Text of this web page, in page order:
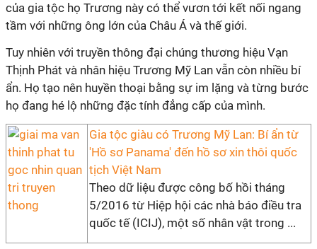
của gia tộc họ Trương này có thể vươn tới kết nối ngang
tầm với những ông lớn của Châu Á và thế giới.
Tuy nhiên với truyền thông đại chúng thương hiệu Vạn
Thịnh Phát và nhân hiệu Trương Mỹ Lan vẫn còn nhiều bí
ẩn. Họ tạo nên huyền thoại bằng sự im lặng và từng bước
họ đang hé lộ những đặc tính đẳng cấp của mình.
Gia tộc giàu có Trương Mỹ Lan: Bí ẩn từ
'Hồ sơ Panama' đến hồ sơ xin thôi quốc
tịch Việt Nam
Theo dữ liệu được công bố hồi tháng
5/2016 từ Hiệp hội các nhà báo điều tra
quốc tế (ICIJ), một số nhân vật trong ...